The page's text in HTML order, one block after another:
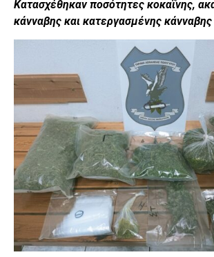
Κατασχέθηκαν ποσότητες κοκαΐνης,
κάνναβης και κατεργασμένης κάνναβης